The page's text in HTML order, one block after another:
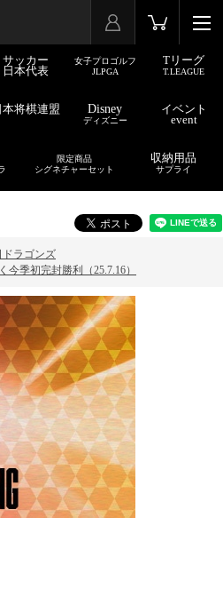
サッカー
日本代表
女子プロゴルフ
JLPGA
Tリーグ
T.LEAGUE
本将棋連盟 Disney
ディズニー
イベント
event
限定商品
シグネチャーセット
収納用品
サプライ
ドラゴンズ
今季初完封勝利（25.7.16）